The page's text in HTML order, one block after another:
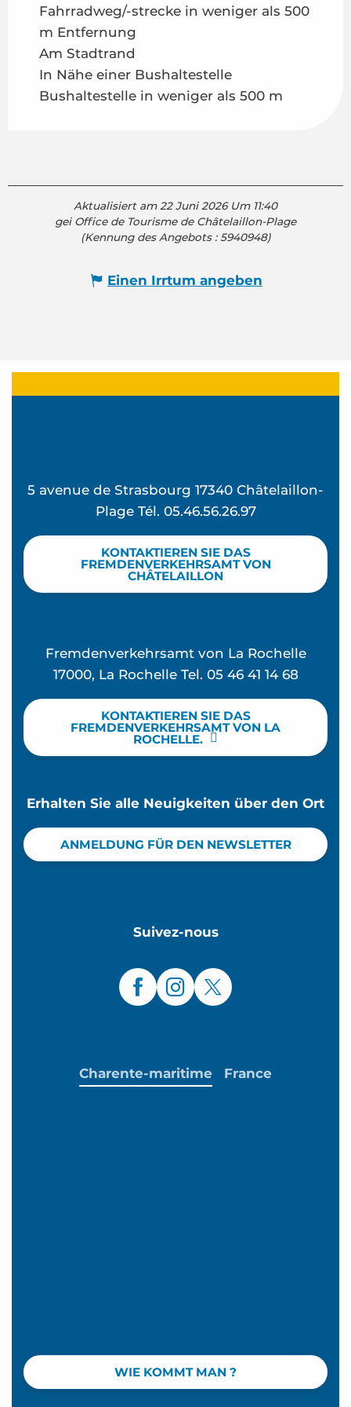
Fahrradweg/-strecke in weniger als 500
m Entfernung
Am Stadtrand
In Nähe einer Bushaltestelle
Bushaltestelle in weniger als 500 m
Aktualisiert am 22 Juni 2026 Um 11:40
gei Office de Tourisme de Châtelaillon-Plage
(Kennung des Angebots :5940948)
Einen Irrtum angeben
5 avenue de Strasbourg 17340 Châtelaillon-
Plage Tél. 05.46.56.26.97
KONTAKTIEREN SIE DAS
FREMDENVERKEHRSAMT VON
CHÂTELAILLON
Fremdenverkehrsamt von La Rochelle
17000, La Rochelle Tel. 05 46 41 14 68
KONTAKTIEREN SIE DAS
FREMDENVERKEHRSAMT VON LA
ROCHELLE.
Erhalten Sie alle Neuigkeiten über den Ort
ANMELDUNG FÜR DEN NEWSLETTER
Suivez-nous
WIE KOMMT MAN ?
Charente-maritime France